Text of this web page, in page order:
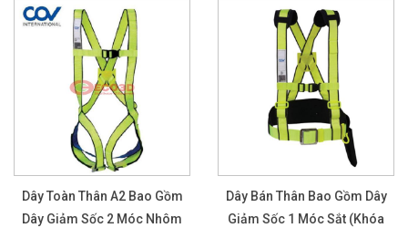
Dây Toàn Thân A2 Bao Gồm
Dây Giảm Sốc 2 Móc Nhôm
Dây Bán Thân Bao Gồm Dây
Giảm Sốc 1 Móc Sắt (khóa